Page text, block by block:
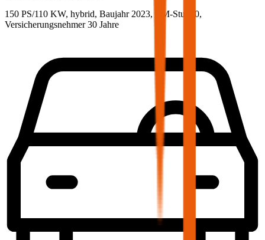
150 PS/110 KW, hybrid, Baujahr 2023, BM-Stufe 0,
Versicherungsnehmer 30 Jahre